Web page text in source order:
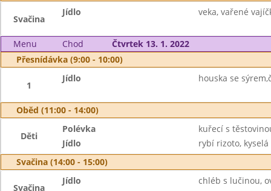
Svačina
Jídlo veka, vařené
Menu Chod
Čtvrtek 13. 1. 2022
Přesnídávka (9:00 - 10:00)
1
Jídlo houska se
Oběd (11:00 - 14:00)
Děti
Polévka
kuřecí s
Jídlo
rybí rizoto, kyselá
Svačina (14:00 - 15:00)
Svačina
Jídlo chléb s lučinou,